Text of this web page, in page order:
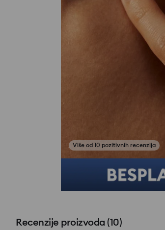
Pogledajte fotografije iz
Recenzije proizvoda (10)